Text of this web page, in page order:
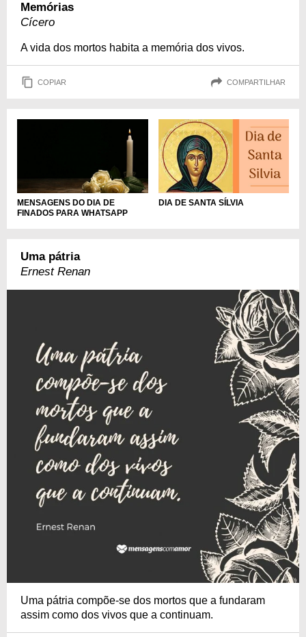
Memórias
Cícero
A vida dos mortos habita a memória dos vivos.
COPIAR COMPARTILHAR
MENSAGENS DO DIA DE
FINADOS PARA WHATSAPP
DIA DE SANTA SÍLVIA
Uma pátria
Ernest Renan
Uma pátria compõe-se dos mortos que a fundaram
assim como dos vivos que a continuam.